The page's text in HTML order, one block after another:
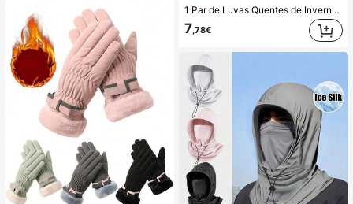
1 Par de Luvas Quentes de Inverno Impermeáveis e Resistentes ao Vento com Tela Sensível ao Toque, Ideais para Ciclismo, Pesca, Corrida, Esqui e Direção ao Ar Livre. Luvas Antiderrapantes e Resistentes ao Frio para Homens, Ótima Opção de Presente.
7 ,78€